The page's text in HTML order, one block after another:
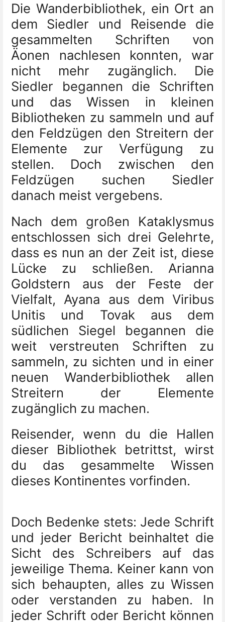
Die Wanderbibliothek, ein Ort an
dem Siedler und Reisende die
gesammelten Schriften von
Äonen nachlesen konnten, war
nicht mehr zugänglich. Die
Siedler begannen die Schriften
und das Wissen in kleinen
Bibliotheken zu sammeln und auf
den Feldzügen den Streitern der
Elemente zur Verfügung zu
stellen. Doch zwischen den
Feldzügen suchen Siedler
danach meist vergebens.
Nach dem großen Kataklysmus
entschlossen sich drei Gelehrte,
dass es nun an der Zeit ist, diese
Lücke zu schließen. Arianna
Goldstern aus der Feste der
Vielfalt, Ayana aus dem Viribus
Unitis und Tovak aus dem
südlichen Siegel begannen die
weit verstreuten Schriften zu
sammeln, zu sichten und in einer
neuen Wanderbibliothek allen
Streitern der Elemente
zugänglich zu machen.
Reisender, wenn du die Hallen
dieser Bibliothek betrittst, wirst
du das gesammelte Wissen
dieses Kontinentes vorfinden.
Doch Bedenke stets: Jede Schrift
und jeder Bericht beinhaltet die
Sicht des Schreibers auf das
jeweilige Thema. Keiner kann von
sich behaupten, alles zu Wissen
oder verstanden zu haben. In
jeder Schrift oder Bericht können